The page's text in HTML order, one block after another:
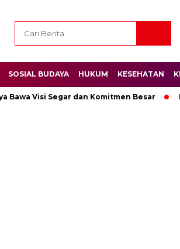
SOSIAL BUDAYA HUKUM KESEHATAN
Visi Segar dan Komitmen Besar